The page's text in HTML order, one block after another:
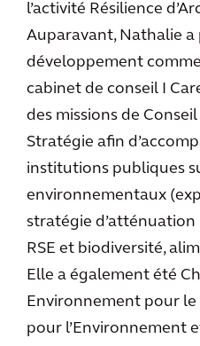
l’activité Résilience
Auparavant, Nathalie a
développement
cabinet de conseil I
des missions de
Stratégie afin
institutions publiques
environnementaux
stratégie
RSE et biodiversité,
Elle a également été
Environnement pour
pour l’Environnement